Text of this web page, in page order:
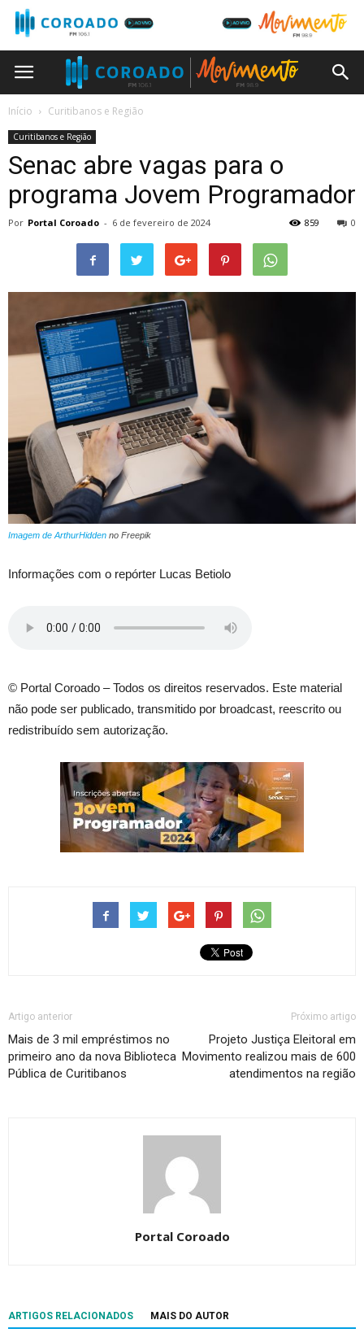
Início Curitibanos e Região
Curitibanos e Região
Senac abre vagas para o
programa Jovem Programador
Por Portal Coroado - 6 de fevereiro de 2024 0
859
Imagem de ArthurHidden no Freepik
Informações com o repórter Lucas Betiolo
© Portal Coroado – Todos os direitos reservados. Este material
não pode ser publicado, transmitido por broadcast, reescrito ou
redistribuído sem autorização.
Artigo anterior
Mais de 3 mil empréstimos no
primeiro ano da nova Biblioteca
Pública de Curitibanos
Próximo artigo
Projeto Justiça Eleitoral em
Movimento realizou mais de 600
atendimentos na região
Portal Coroado
ARTIGOS RELACIONADOS MAIS DO AUTOR